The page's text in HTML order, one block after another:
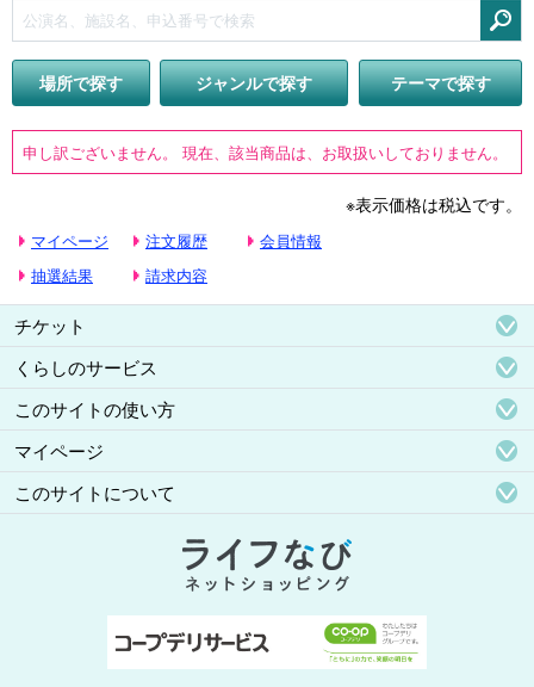
場所で探す
ジャンルで探す テーマで探す
申し訳ございません。 現在、該当商品は、お取扱いしておりません。
※表示価格は税込です。
マイページ 注文履歴
会員情報
抽選結果
請求内容
チケット
くらしのサービス
このサイトの使い方
マイページ
このサイトについて